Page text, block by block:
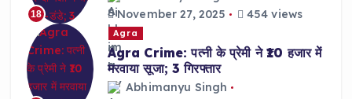
18
November 27, 2025
454 views
Agra
Agra Crime: पत्नी के प्रेमी ने ₹10 हजार में
मरवाया सूजा; 3 गिरफ्तार
Abhimanyu Singh